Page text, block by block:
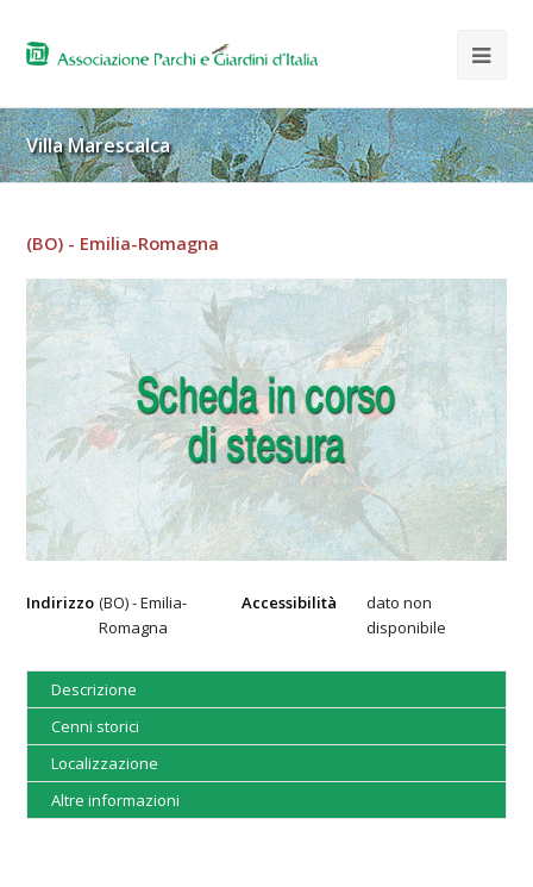
Villa Marescalca
(BO) - Emilia-Romagna
Indirizzo (BO) - Emilia-
Romagna
Accessibilità
dato non
disponibile
Descrizione
Cenni storici
Localizzazione
Altre informazioni